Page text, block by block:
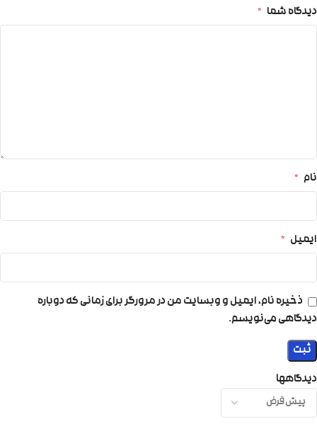
دیدگاهها
دیدگاه شما *
نام *
ایمیل *
ذخیره نام، ایمیل و وبسایت من در مرورگر برای زمانی که دوباره
دیدگاهی می‌نویسم.